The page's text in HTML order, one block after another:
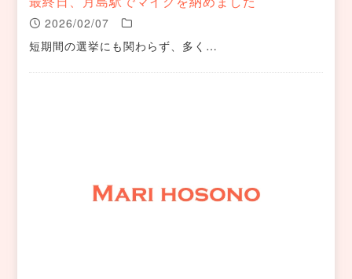
2026/02/07
短期間の選挙にも関わらず、多く…